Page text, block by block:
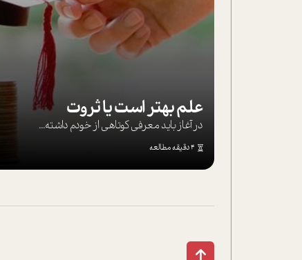
علم بهتر است یا ثروت
در آغاز باید معرفی کوتاهی از خودم داشته...
4 دقیقه مطالعه